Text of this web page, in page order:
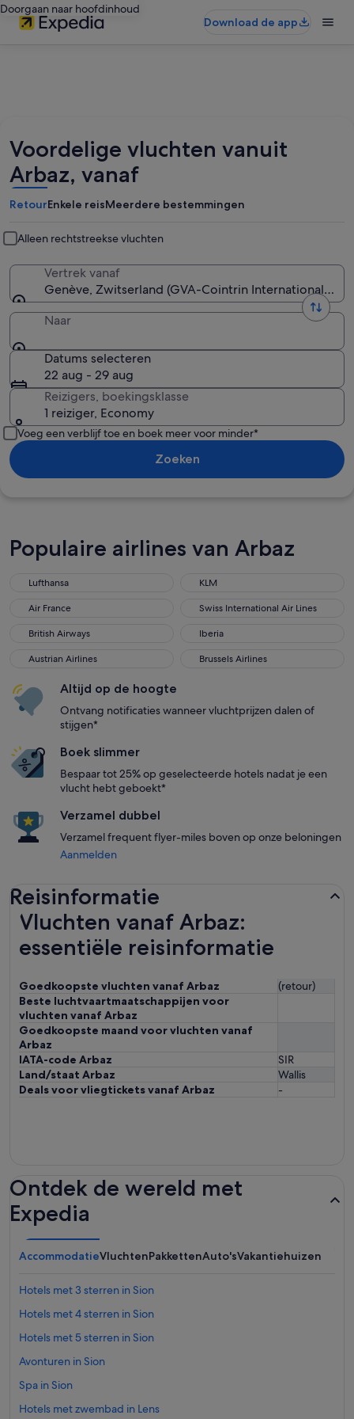
Doorgaan naar hoofdinhoud
Download de app
Voordelige vluchten vanuit
Arbaz, vanaf
RetourEnkele reisMeerdere bestemmingen
Alleen rechtstreekse vluchten
Vertrek vanaf
Genève, Zwitserland (GVA-Cointrin International
Naar
Datums selecteren
22 aug - 29 aug
Reizigers, boekingsklasse
1 reiziger, Economy
Voeg een verblijf toe en boek meer voor minder*
Zoeken
Populaire airlines van Arbaz
Lufthansa
KLM
Air France
Swiss International Air Lines
British Airways
Iberia
Austrian Airlines
Brussels Airlines
Altijd op de hoogte
Ontvang notificaties wanneer vluchtprijzen dalen of
stijgen*
Boek slimmer
Bespaar tot 25% op geselecteerde hotels nadat je een
vlucht hebt geboekt*
Verzamel dubbel
Verzamel frequent flyer-miles boven op onze beloningen
Aanmelden
Reisinformatie
Vluchten vanaf Arbaz:
essentiële reisinformatie
Goedkoopste vluchten vanaf Arbaz
(retour)
Beste luchtvaartmaatschappijen voor
vluchten vanaf Arbaz
Goedkoopste maand voor vluchten vanaf
Arbaz
IATA-code Arbaz
SIR
Land/staat Arbaz
Wallis
Deals voor vliegtickets vanaf Arbaz
-
Ontdek de wereld met
Expedia
AccommodatieVluchtenPakkettenAuto'sVakantiehuizen
Hotels met 3 sterren in Sion
Hotels met 4 sterren in Sion
Hotels met 5 sterren in Sion
Avonturen in Sion
Spa in Sion
Hotels met zwembad in Lens